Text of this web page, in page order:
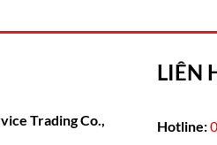
Trading Co.,
LIÊN
Hotline: